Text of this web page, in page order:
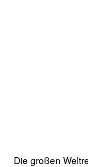
Die großen